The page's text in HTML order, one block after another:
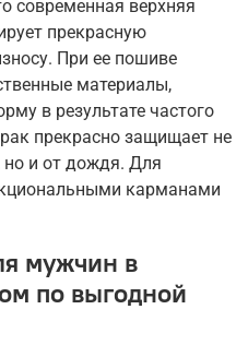
современная верхняя
прекрасную
При ее пошиве
материалы,
в результате частого
прекрасно защищает не
но и от дождя. Для
карманами
мужчин в
по выгодной